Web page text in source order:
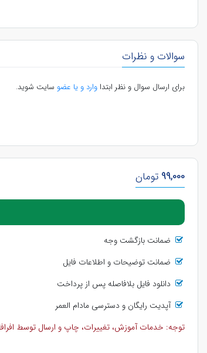
سوالات و نظرات
برای ارسال سوال و نظر ابتداوارد و یا عضو سایت شوید.
99,000 تومان
ضمانت بازگشت وجه
ضمانت توضیحات و اطلاعات فایل
دانلود فایل بلافاصله پس از پرداخت
آپدیت رایگان و دسترسی مادام العمر
توجه: خدمات آموزش، تغییرات، چاپ و ارسال توسط